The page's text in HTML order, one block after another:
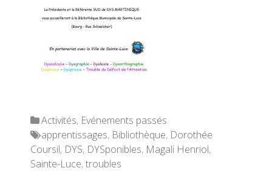
Categories
Activités, Evénements passés
Tags
apprentissages, Bibliothèque, Dorothée
Coursil, DYS, DYSponibles, Magali Henriol,
Sainte-Luce,troubles